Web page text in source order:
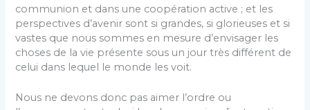
communion et dans une coopération active ; et les
perspectives d’avenir sont si grandes, si glorieuses et si
vastes que nous sommes en mesure d’envisager les
choses de la vie présente sous un jour très différent de
celui dans lequel le monde les voit.
Nous ne devons donc pas aimer l’ordre ou